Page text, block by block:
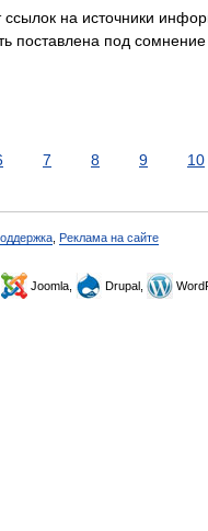
ссылок на источники
поставлена под
7 8 9 10
Реклама на сайте
Joomla, Drupal,